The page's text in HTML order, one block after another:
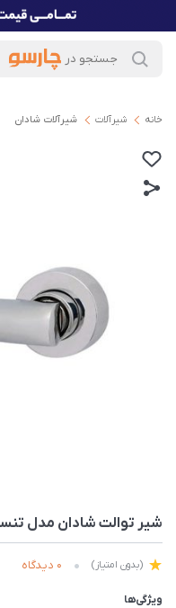
خانه شیرآلات شیرآلات شادان
شیر توالت شادان مدل
(بدون امتیاز) 0 دیدگاه
ویژگی‌ها